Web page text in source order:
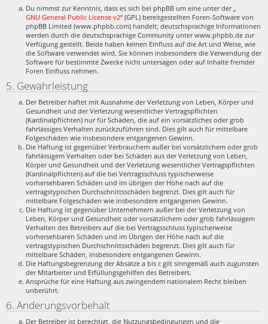
Du nimmst zur Kenntnis, dass es sich bei phpBB um eine unter der „
GNU General Public License v2“ (GPL) bereitgestellten Foren-Software von
phpBB Limited (www.phpbb.com) handelt; deutschsprachige Informationen
werden durch die deutschsprachige Community unter www.phpbb.de zur
Verfügung gestellt. Beide haben keinen Einfluss auf die Art und Weise, wie
die Software verwendet wird. Sie können insbesondere die Verwendung der
Software für bestimmte Zwecke nicht untersagen oder auf Inhalte fremder
Foren Einfluss nehmen.
5. Gewährleistung
Der Betreiber haftet mit Ausnahme der Verletzung von Leben, Körper und
Gesundheit und der Verletzung wesentlicher Vertragspflichten
(Kardinalpflichten) nur für Schäden, die auf ein vorsätzliches oder grob
fahrlässiges Verhalten zurückzuführen sind. Dies gilt auch für mittelbare
Folgeschäden wie insbesondere entgangenen Gewinn.
Die Haftung ist gegenüber Verbrauchern außer bei vorsätzlichem oder grob
fahrlässigem Verhalten oder bei Schäden aus der Verletzung von Leben,
Körper und Gesundheit und der Verletzung wesentlicher Vertragspflichten
(Kardinalpflichten) auf die bei Vertragsschluss typischerweise
vorhersehbaren Schäden und im übrigen der Höhe nach auf die
vertragstypischen Durchschnittsschäden begrenzt. Dies gilt auch für
mittelbare Folgeschäden wie insbesondere entgangenen Gewinn.
Die Haftung ist gegenüber Unternehmern außer bei der Verletzung von
Leben, Körper und Gesundheit oder vorsätzlichem oder grob fahrlässigem
Verhalten des Betreibers auf die bei Vertragsschluss typischerweise
vorhersehbaren Schäden und im Übrigen der Höhe nach auf die
vertragstypischen Durchschnittsschäden begrenzt. Dies gilt auch für
mittelbare Schäden, insbesondere entgangenen Gewinn.
Die Haftungsbegrenzung der Absätze a bis c gilt sinngemäß auch zugunsten
der Mitarbeiter und Erfüllungsgehilfen des Betreibers.
Ansprüche für eine Haftung aus zwingendem nationalem Recht bleiben
unberührt.
6. Änderungsvorbehalt
Der Betreiber ist berechtigt, die Nutzungsbedingungen und die